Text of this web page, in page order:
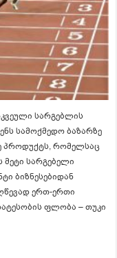
სარგებლის
სამოქმედო ბაზარზე
პროდუქტს, რომელსაც
სარგებელი
ბიზნესებიდან
ერთ-ერთი
ფლობა – თუკი